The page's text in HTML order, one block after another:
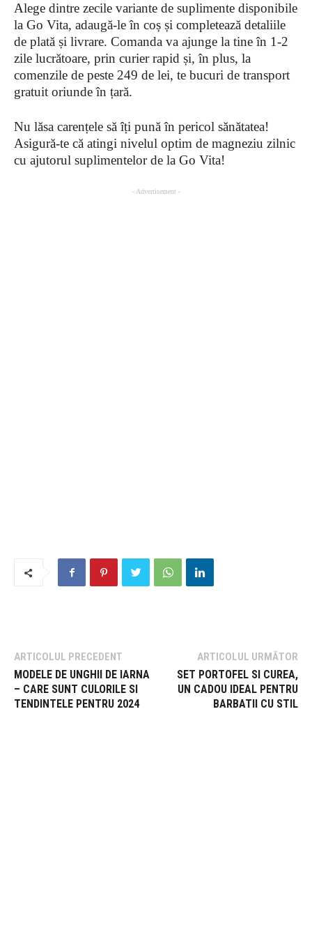
Alege dintre zecile variante de suplimente disponibile
la Go Vita, adaugă-le în coș și completează detaliile
de plată și livrare. Comanda va ajunge la tine în 1-2
zile lucrătoare, prin curier rapid și, în plus, la
comenzile de peste 249 de lei, te bucuri de transport
gratuit oriunde în țară.
Nu lăsa carențele să îți pună în pericol sănătatea!
Asigură-te că atingi nivelul optim de magneziu zilnic
cu ajutorul suplimentelor de la Go Vita!
- Advertisement -
ARTICOLUL PRECEDENT
MODELE DE UNGHII DE IARNA
– CARE SUNT CULORILE SI
TENDINTELE PENTRU 2024
ARTICOLUL URMĂTOR
SET PORTOFEL SI CUREA,
UN CADOU IDEAL PENTRU
BARBATII CU STIL